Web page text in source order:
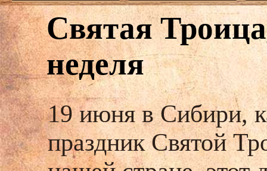
Святая
неделя
19 июня в Сибири,
праздник Святой